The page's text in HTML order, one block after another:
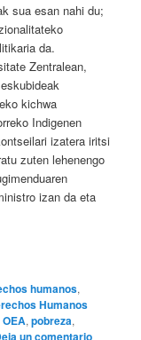
sua esan nahi du;
da.
Zentralean,
kichwa
Indigenen
izatera iritsi
zuten lehenengo
izan da eta
humanos,
Humanos
OEA,pobreza,
un comentario